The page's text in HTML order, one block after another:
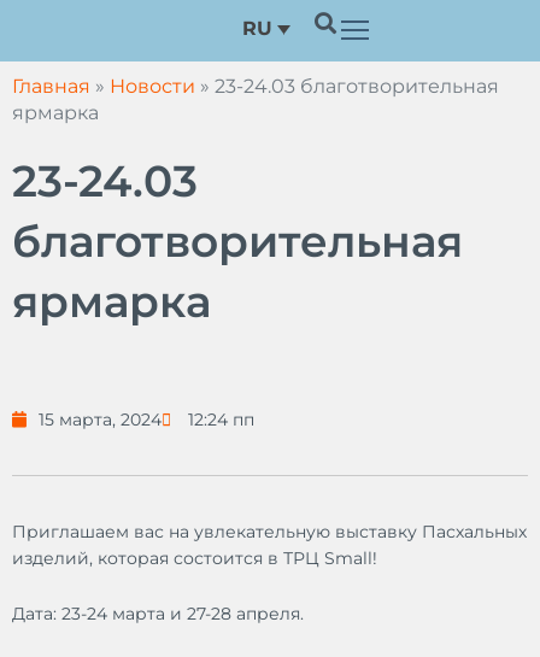
содержимому
RU
Главная » Новости » 23-24.03 благотворительная
ярмарка
23-24.03
благотворительная
ярмарка
15 марта, 2024 12:24 пп
Приглашаем вас на увлекательную выставку Пасхальных
изделий, которая состоится в ТРЦ Small!
Дата: 23-24 марта и 27-28 апреля.